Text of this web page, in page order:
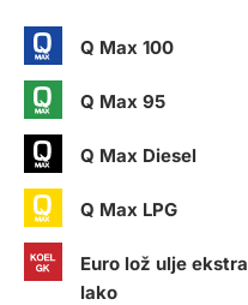
Q Max 100
Q Max 95
Q Max Diesel
Q Max LPG
Euro lož ulje ekstra
lako